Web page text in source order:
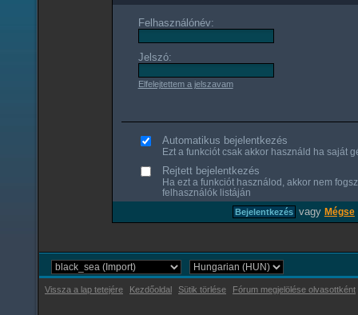
Felhasználónév:
Jelszó:
Elfelejtettem a jelszavam
Automatikus bejelentkezés
Ezt a funkciót csak akkor használd ha saját
Rejtett bejelentkezés
Ha ezt a funkciót használod, akkor nem
felhasználók listáján
vagy Mégse
Vissza a lap tetejére Kezdőoldal Sütik törlése Fórum megjelölése olvasottként